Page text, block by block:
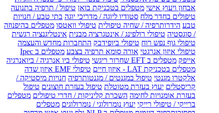
אבחון ויעוץ אישי מטפלים בטכניקת בואן טיפול / תרפיה בתנועה
טיפולים בחדר מלח סטודיו ליוגה / מדריכי יוגה בתי טבע / חנויות
טבע הידרותרפיה / שחיה טיפולית טיפולי וואטסו מטפלים בהיפנוזה
/ סוגסטיה טיפולי רולפינג / אינטגרציה מבנית אינטליגנציה רגשית
טיפולי גוף נפש רוח טיפולי ביופידבק התחברות מחדש והעצמה
טיפולי איזון אנרגטי אורה סומא תרפיה בצבע
מטפלים ב Ipec
אייפק מטפלים ב EFT שחרור ריגשי
טיפולי ביו אנרגיה / ביואנרגיה
מטפלים בטכניקת LAT - איזון חיים
טיפולי EMF איזון שדה
אלקטרו מגנטי טיפול במגנטים / מגנטותרפיה חנויות מיסטיקה /
קריסטלים יעוץ בעזרת מטוטלת טיפול בעזרת חוצונים טיפול
בעזרת אומנויות לחימה השכרת קליניקות / חדרי טיפולים מטפלים
ברייקי / טיפולי רייקי יעוץ נומרולוגי / נומרולוגים מטפלים